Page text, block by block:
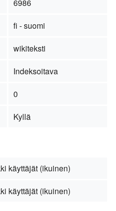
6986
fi - suomi
wikiteksti
Indeksoitava
0
Kyllä
käyttäjät (ikuinen)
käyttäjät (ikuinen)